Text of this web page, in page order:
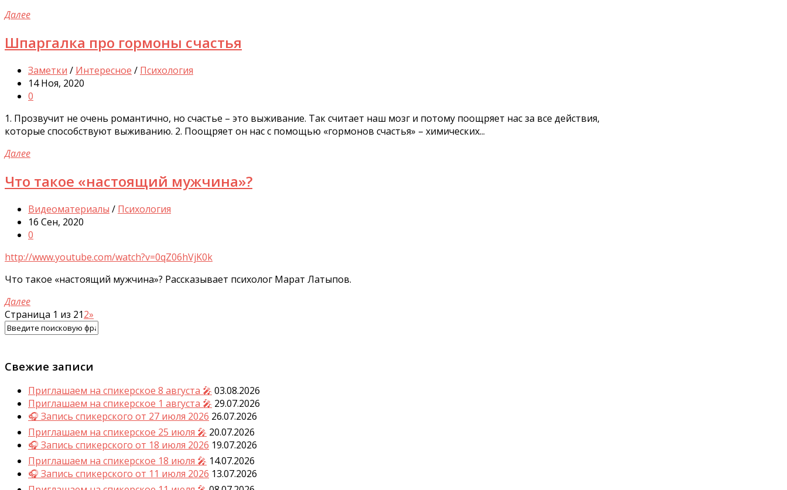
Далее
Шпаргалка про гормоны счастья
Заметки / Интересное / Психология
14 Ноя, 2020
0
1. Прозвучит не очень романтично, но счастье – это выживание. Так считает наш мозг и потому поощряет нас за все действия,
которые способствуют выживанию. 2. Поощряет он нас с помощью «гормонов счастья» – химических...
Далее
Что такое «настоящий мужчина»?
Видеоматериалы / Психология
16 Сен, 2020
0
http://www.youtube.com/watch?v=0qZ06hVjK0k
Что такое «настоящий мужчина»? Рассказывает психолог Марат Латыпов.
Далее
Страница 1 из 212»
Свежие записи
Приглашаем на спикерское 8 августа 🎤 03.08.2026
Приглашаем на спикерское 1 августа 🎤 29.07.2026
🎧 Запись спикерского от 27 июля 2026 26.07.2026
Приглашаем на спикерское 25 июля 🎤 20.07.2026
🎧 Запись спикерского от 18 июля 2026 19.07.2026
Приглашаем на спикерское 18 июля 🎤 14.07.2026
🎧 Запись спикерского от 11 июля 2026 13.07.2026